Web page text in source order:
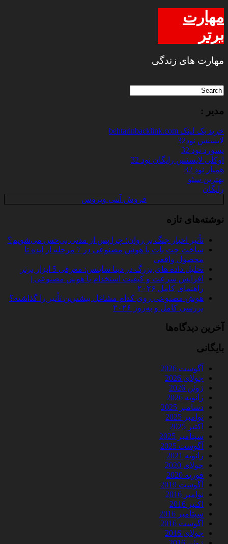
مهارت
برتر
مهارت های زندگی
مدیر :
خرید بک لینک behtarinbacklink.com
لایسنس نود32
پسورد نود 32
اوکلی لایسنس رایگان نود 32
همیار نود 32
بهترین سئو
رایگان
فروش آنتی ویروس
نوشته‌های تازه
تأثیر اخبار جنگ بر روان؛ چرا پس از مدتی بی‌حس می‌شویم؟
ساخت چت‌ بات با هوش مصنوعی در 7 مرحله از ایده تا
محصول واقعی
تحلیل داده‌ های بزرگ در دیتا ساینس: معرفی 5 ابزار برتر
افزایش سرعت و کیفیت استخدام با هوش مصنوعی |
راهنمای کامل ۲۰۲۶
هوش مصنوعی روی کدام مشاغل بیشترین تأثیر را گذاشته؟
بررسی کامل و به‌روز ۲۰۲۶
آخرین دیدگاه‌ها
بایگانی
آگوست 2026
جولای 2026
ژوئن 2026
ژانویه 2026
دسامبر 2025
نوامبر 2025
اکتبر 2025
سپتامبر 2025
آگوست 2025
ژانویه 2021
جولای 2020
فوریه 2020
آگوست 2019
نوامبر 2016
اکتبر 2016
سپتامبر 2016
آگوست 2016
جولای 2016